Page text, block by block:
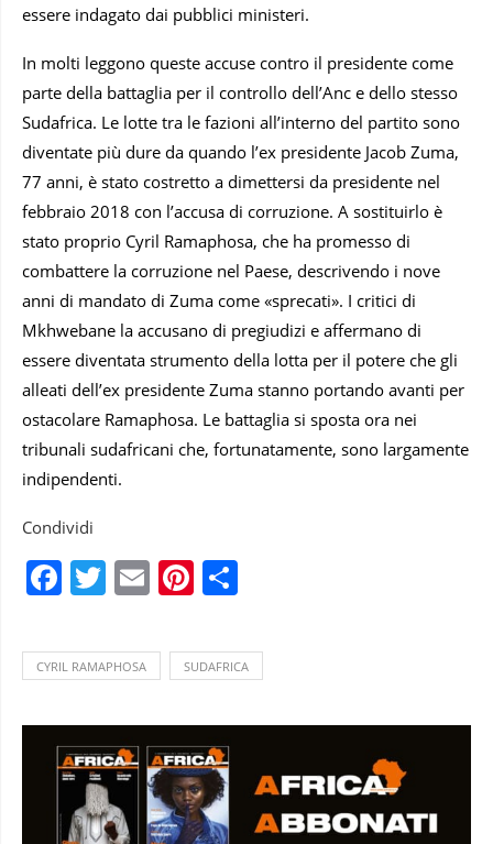
essere indagato dai pubblici ministeri.
In molti leggono queste accuse contro il presidente come
parte della battaglia per il controllo dell’Anc e dello stesso
Sudafrica. Le lotte tra le fazioni all’interno del partito sono
diventate più dure da quando l’ex presidente Jacob Zuma,
77 anni, è stato costretto a dimettersi da presidente nel
febbraio 2018 con l’accusa di corruzione. A sostituirlo è
stato proprio Cyril Ramaphosa, che ha promesso di
combattere la corruzione nel Paese, descrivendo i nove
anni di mandato di Zuma come «sprecati». I critici di
Mkhwebane la accusano di pregiudizi e affermano di
essere diventata strumento della lotta per il potere che gli
alleati dell’ex presidente Zuma stanno portando avanti per
ostacolare Ramaphosa. Le battaglia si sposta ora nei
tribunali sudafricani che, fortunatamente, sono largamente
indipendenti.
Condividi
Facebook
Twitter
EmailPinterest
CYRIL RAMAPHOSA SUDAFRICA